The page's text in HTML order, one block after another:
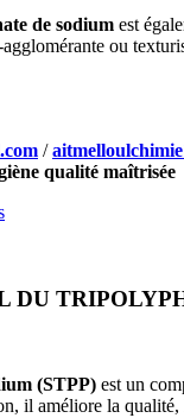
de sodium est
ou
/
DU
(STPP) est un
il améliore la